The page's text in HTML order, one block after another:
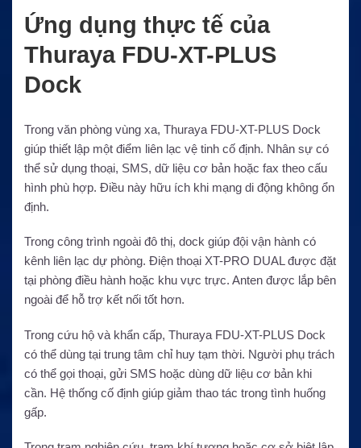
Ứng dụng thực tế của
Thuraya FDU-XT-PLUS
Dock
Trong văn phòng vùng xa, Thuraya FDU-XT-PLUS Dock
giúp thiết lập một điểm liên lạc vệ tinh cố định. Nhân sự có
thể sử dụng thoại, SMS, dữ liệu cơ bản hoặc fax theo cấu
hình phù hợp. Điều này hữu ích khi mạng di động không ổn
định.
Trong công trình ngoài đô thị, dock giúp đội vận hành có
kênh liên lạc dự phòng. Điện thoại XT-PRO DUAL được đặt
tại phòng điều hành hoặc khu vực trực. Anten được lắp bên
ngoài để hỗ trợ kết nối tốt hơn.
Trong cứu hộ và khẩn cấp, Thuraya FDU-XT-PLUS Dock
có thể dùng tại trung tâm chỉ huy tạm thời. Người phụ trách
có thể gọi thoại, gửi SMS hoặc dùng dữ liệu cơ bản khi
cần. Hệ thống cố định giúp giảm thao tác trong tình huống
gấp.